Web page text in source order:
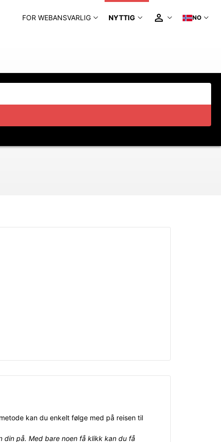
FOR WEBANSVARLIG NYTTIG NO
kan du enkelt følge med på reisen til
på. Med bare noen få klikk kan du få